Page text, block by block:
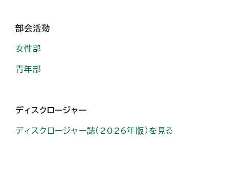
部会活動
女性部
青年部
ディスクロージャー
ディスクロージャー誌（2026年版）を見る